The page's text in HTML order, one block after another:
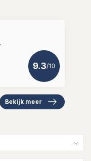
9.3/10
Bekijk meer